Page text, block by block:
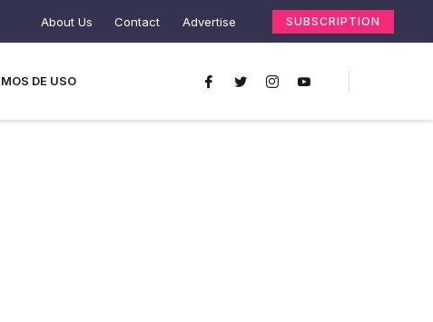
About Us Contact Advertise SUBSCRIPTION
DE USO